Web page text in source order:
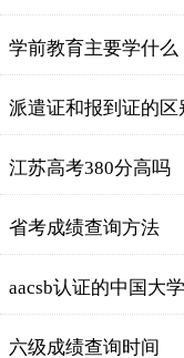
学前教育主要学什么
派遣证和报到证的区
江苏高考380分高吗
省考成绩查询方法
aacsb认证的中国大学
六级成绩查询时间